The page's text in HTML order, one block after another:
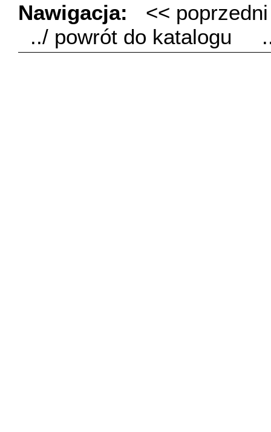
Nawigacja:
<<
../ powrót do katalogu